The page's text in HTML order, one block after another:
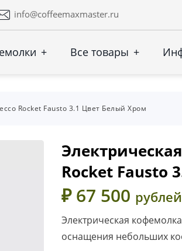
info@coffeemaxmaster.ru
+ Все товары +
Rocket Fausto 3.1 Цвет Белый Хром
Rocket Fausto
₽ 67 500 рублей
Электрическая
оснащения небольших